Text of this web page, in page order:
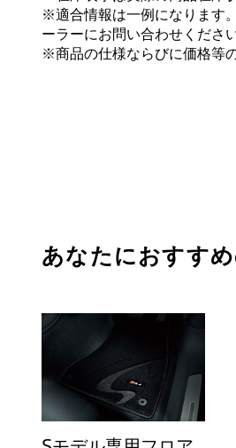
※適合情報は一例になります
ーラーにお問い合わせください
※商品の仕様ならびに価格等
あなたにおすす